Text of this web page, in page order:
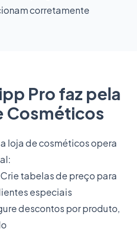
corretamente
Pro faz pela
Cosméticos
loja de cosméticos opera
Crie tabelas de preço para
especiais
descontos por produto,